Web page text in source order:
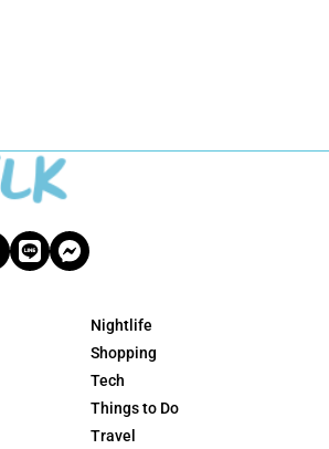
Nightlife
Shopping
Tech
Things to Do
Travel